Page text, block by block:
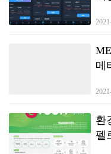
(귀 가슴 머리 허리 발 손 목걸
은 공개 자유를 제공하여 각
를 자유롭게 정의하면서’ 희
을 발전시킬 것이다. 생성 예
가들은 비선형 공간을 통해
파는 시간이 있고, 초현실주의
이 헤어진 화파는 의심할 여
한 탐구이다. 자연의 법칙은
로 인간에게 보여졌을 뿐이다
메
환
펠